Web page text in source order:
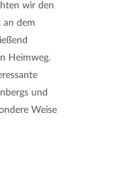
wir den
an dem
Heimweg.
und
Weise